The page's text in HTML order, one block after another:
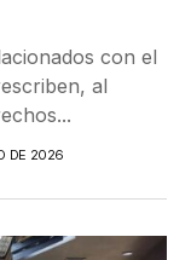
con el
al
DE 2026